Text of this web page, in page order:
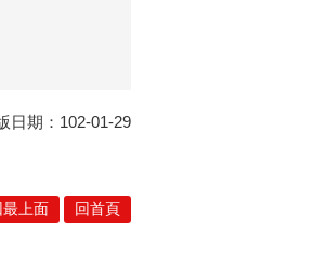
日期：102-01-29
最上面 回首頁